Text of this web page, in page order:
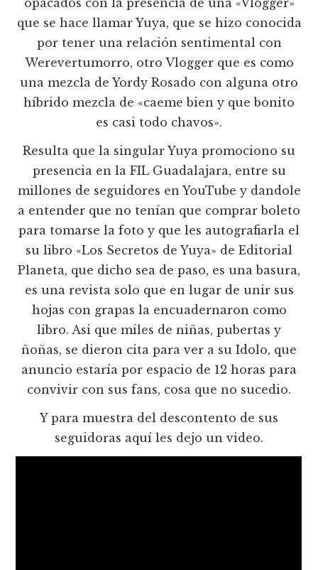
opacados con la presencia de una «Vlogger»
que se hace llamar Yuya, que se hizo conocida
por tener una relación sentimental con
Werevertumorro, otro Vlogger que es como
una mezcla de Yordy Rosado con alguna otro
híbrido mezcla de «caeme bien y que bonito
es casi todo chavos».
Resulta que la singular Yuya promociono su
presencia en la FIL Guadalajara, entre su
millones de seguidores en YouTube y dandole
a entender que no tenían que comprar boleto
para tomarse la foto y que les autografiarla el
su libro «Los Secretos de Yuya» de Editorial
Planeta, que dicho sea de paso, es una basura,
es una revista solo que en lugar de unir sus
hojas con grapas la encuadernaron como
libro. Asi que miles de niñas, pubertas y
ñoñas, se dieron cita para ver a su Idolo, que
anuncio estaría por espacio de 12 horas para
convivir con sus fans, cosa que no sucedio.
Y para muestra del descontento de sus
seguidoras aquí les dejo un video.